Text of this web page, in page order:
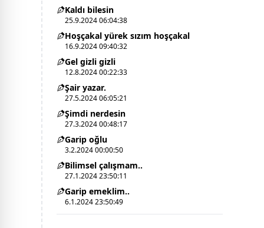
Kaldı bilesin
25.9.2024 06:04:38
Hoşçakal yürek sızım hoşçakal
16.9.2024 09:40:32
Gel gizli gizli
12.8.2024 00:22:33
Şair yazar.
27.5.2024 06:05:21
Şimdi nerdesin
27.3.2024 00:48:17
Garip oğlu
3.2.2024 00:00:50
Bilimsel çalışmam..
27.1.2024 23:50:11
Garip emeklim..
6.1.2024 23:50:49